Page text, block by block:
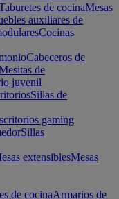
de cocinaMesas
auxiliares de
Cocinas
Cabeceros de
de
juvenil
Sillas de
gaming
Sillas
extensiblesMesas
de cocinaArmarios de